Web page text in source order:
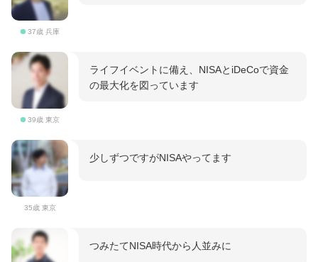
37歳 兵庫
39歳 東京
ライフイベントに備え、NISAとiDeCoで資金
の最大化を図っています
35歳 東京
少しずつですがNISAやってます
つみたてNISA時代から人並みに